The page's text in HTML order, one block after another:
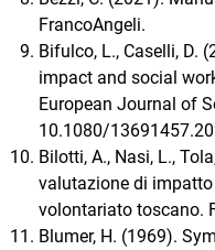
FrancoAngeli.
Bifulco, L., Caselli, D.
impact and social
European Journal of
10.1080/
Bilotti, A., Nasi, L.,
valutazione di
volontariato toscano.
Blumer, H. (1969).